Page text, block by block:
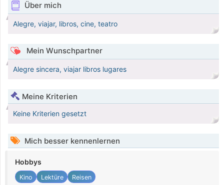
Über mich
Alegre, viajar, libros, cine, teatro
Mein Wunschpartner
Alegre sincera, viajar libros lugares
Meine Kriterien
Keine Kriterien gesetzt
Mich besser kennenlernen
Hobbys
Kino Lektüre Reisen